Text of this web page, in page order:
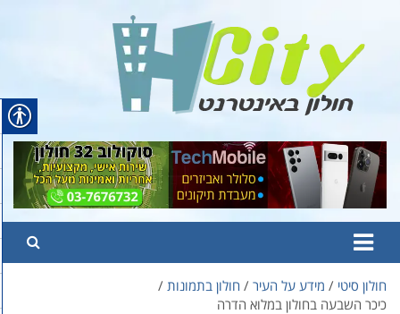
content
Hcity – חולון באינטרנט
פורטל החדשות והמידע של חולון
חולון סיטי מידע על העיר
חולון בתמונות
כיכר השבעה בחולון במלוא הדרה